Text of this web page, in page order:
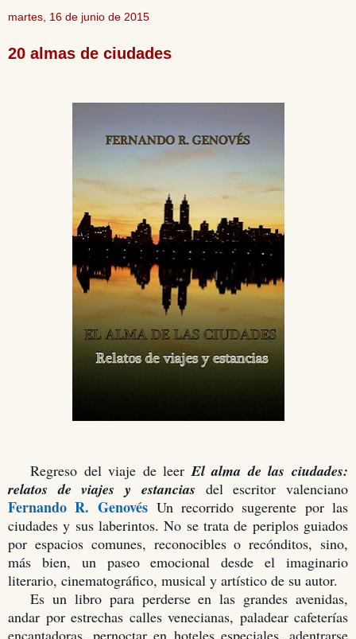
martes, 16 de junio de 2015
20 almas de ciudades
Regreso del viaje de leer El alma de las ciudades:
relatos de viajes y estancias del escritor valenciano
Fernando R. GenovésUn recorrido sugerente por las
ciudades y sus laberintos. No se trata de periplos guiados
por espacios comunes, reconocibles o recónditos, sino,
más bien, un paseo emocional desde el imaginario
literario, cinematográfico, musical y artístico de su autor.
Es un libro para perderse en las grandes avenidas,
andar por estrechas calles venecianas, paladear cafeterías
encantadoras, pernoctar en hoteles especiales, adentrarse